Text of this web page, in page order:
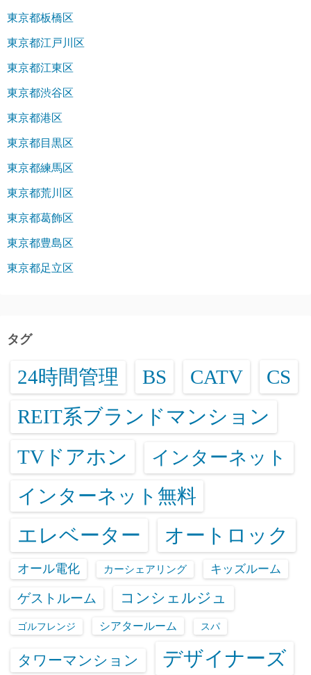
東京都板橋区
東京都江戸川区
東京都江東区
東京都渋谷区
東京都港区
東京都目黒区
東京都練馬区
東京都荒川区
東京都葛飾区
東京都豊島区
東京都足立区
タグ
24時間管理 BS CATV CS
REIT系ブランドマンション
TVドアホン インターネット
インターネット無料
エレベーター オートロック
オール電化 カーシェアリング キッズルーム
ゲストルーム コンシェルジュ
ゴルフレンジ シアタールーム スパ
タワーマンション デザイナーズ